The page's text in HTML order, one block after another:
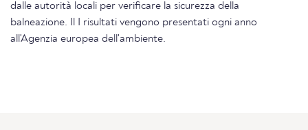
dalle autorità locali per verificare la sicurezza della
balneazione. Il I risultati vengono presentati ogni anno
all'Agenzia europea dell'ambiente.